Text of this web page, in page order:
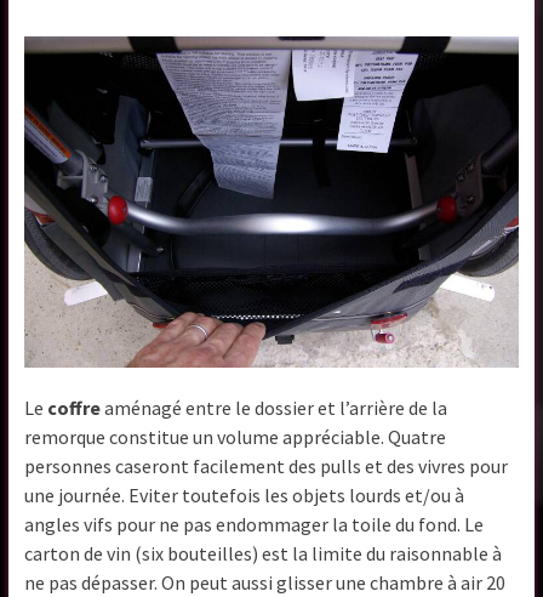
Le coffreaménagé entre le dossier et l’arrière de la
remorque constitue un volume appréciable. Quatre
personnes caseront facilement des pulls et des vivres pour
une journée. Eviter toutefois les objets lourds et/ou à
angles vifs pour ne pas endommager la toile du fond. Le
carton de vin (six bouteilles) est la limite du raisonnable à
ne pas dépasser. On peut aussi glisser une chambre à air 20